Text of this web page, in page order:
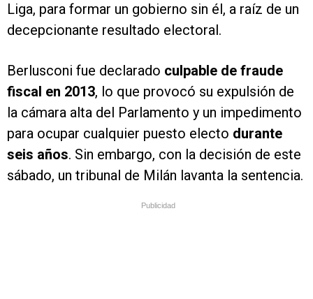
Liga, para formar un gobierno sin él, a raíz de un
decepcionante resultado electoral.
Berlusconi fue declarado culpable de fraude
fiscal en 2013, lo que provocó su expulsión de
la cámara alta del Parlamento y un impedimento
para ocupar cualquier puesto electo durante
seis años. Sin embargo, con la decisión de este
sábado, un tribunal de Milán lavanta la sentencia.
Publicidad